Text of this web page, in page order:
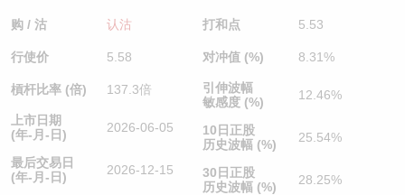
购 / 沽 认沽
行使价 5.58
槓杆比率 (倍) 137.3倍
上市日期
(年-月-日)
2026-06-05
最后交易日
(年-月-日)
2026-12-15
打和点 5.53
对冲值 (%) 8.31%
引伸波幅
敏感度 (%)
12.46%
10日正股
历史波幅 (%)
25.54%
30日正股
历史波幅 (%)
28.25%